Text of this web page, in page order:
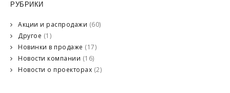
РУБРИКИ
Акции и распродажи (60)
Другое (1)
Новинки в продаже (17)
Новости компании (16)
Новости о проекторах (2)